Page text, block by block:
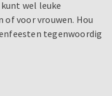
wel leuke
of voor vrouwen. Hou
tegenwoordig